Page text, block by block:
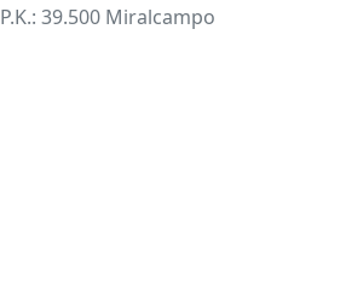
P.K.: 39.500 Miralcampo